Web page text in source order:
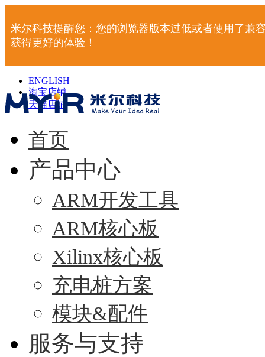
米尔科技提醒您：您的浏览器版本过低或者使用了兼
获得更好的体验！
ENGLISH
淘宝店铺|
天猫店铺 |
首页
产品中心
ARM开发工具
ARM核心板
Xilinx核心板
充电桩方案
模块&配件
服务与支持